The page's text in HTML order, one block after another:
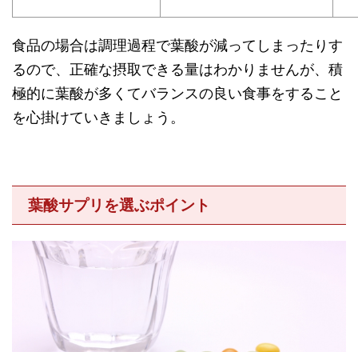
食品の場合は調理過程で葉酸が減ってしまったりす
るので、正確な摂取できる量はわかりませんが、積
極的に葉酸が多くてバランスの良い食事をすること
を心掛けていきましょう。
葉酸サプリを選ぶポイント